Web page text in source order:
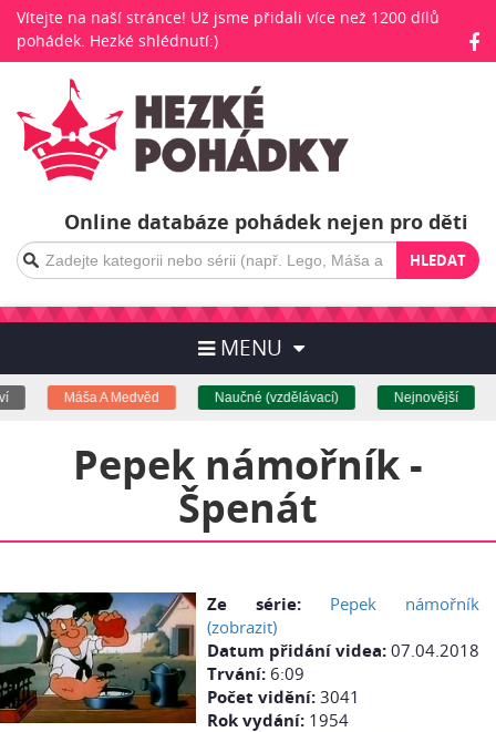
Vítejte na naší stránce! Už jsme přidali více než 1200 dílů
pohádek. Hezké shlédnutí:)
Online databáze pohádek nejen pro děti
HLEDAT
MENU
Máša A Medvěd Naučné (vzdělávací) Nejnovější
Pepek námořník -
Špenát
Ze série: Pepek námořník
(zobrazit)
Datum přidání videa: 07.04.2018
Trvání: 6:09
Počet vidění: 3041
Rok vydání: 1954